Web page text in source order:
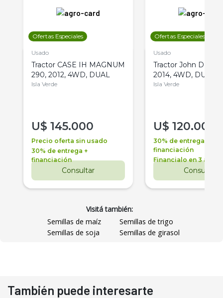
Ofertas Especiales
Usado
Tractor CASE IH MAGNUM
290, 2012, 4WD, DUAL
Isla Verde
U$ 145.000
Precio oferta sin usado
30% de entrega +
financiación
Consultar
Ofertas Especiales
Usado
Tractor John Deere
2014, 4WD, DUAL
Isla Verde
U$ 120.000
30% de entrega +
financiación
Financialo en 3 años
Consultar
Visitá también:
Semillas de maíz
Semillas de trigo
Semillas de soja
Semillas de girasol
También puede interesarte